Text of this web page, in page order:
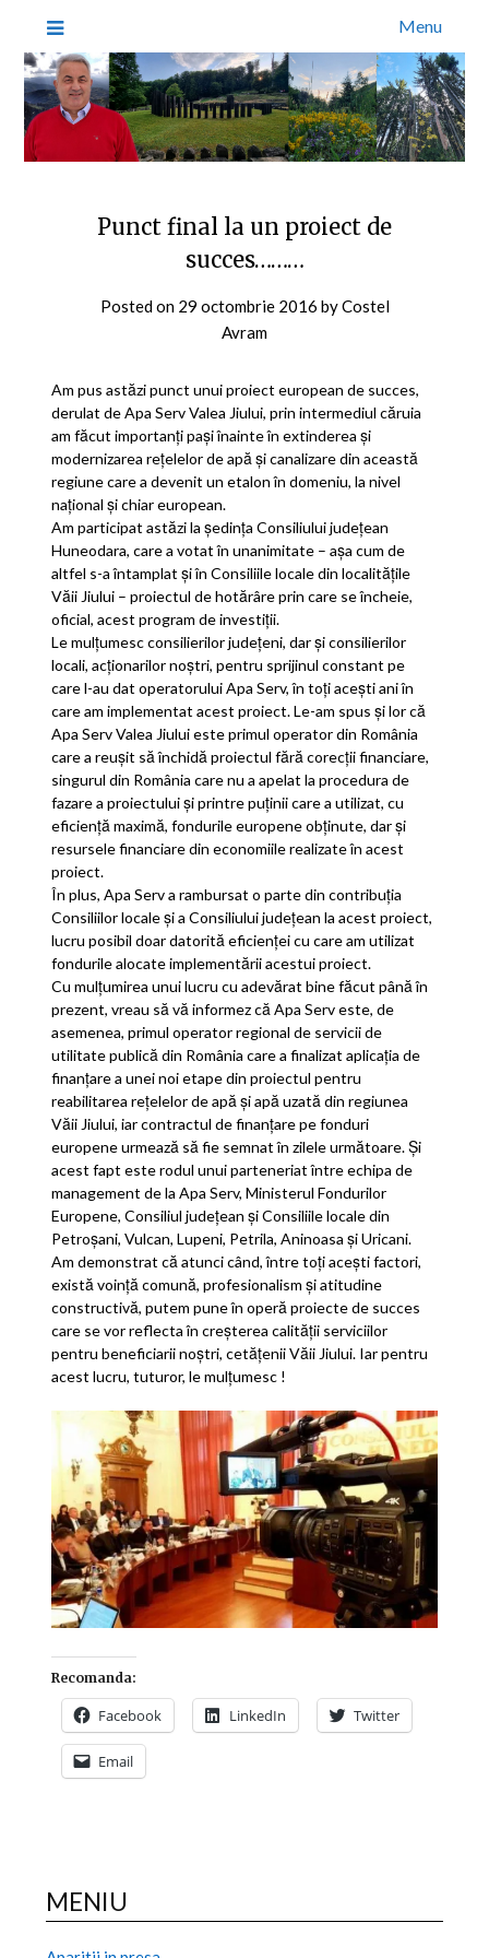
Menu
Punct final la un proiect de
succes………
Posted on 29 octombrie 2016 byCostel
Avram
Am pus astăzi punct unui proiect european de succes,
derulat de Apa Serv Valea Jiului, prin intermediul căruia
am făcut importanți pași înainte în extinderea și
modernizarea rețelelor de apă și canalizare din această
regiune care a devenit un etalon în domeniu, la nivel
național și chiar european.
Am participat astăzi la ședința Consiliului județean
Huneodara, care a votat în unanimitate – așa cum de
altfel s-a întamplat și în Consiliile locale din localitățile
Văii Jiului – proiectul de hotărâre prin care se încheie,
oficial, acest program de investiții.
Le mulțumesc consilierilor județeni, dar și consilierilor
locali, acționarilor noștri, pentru sprijinul constant pe
care l-au dat operatorului Apa Serv, în toți acești ani în
care am implementat acest proiect. Le-am spus și lor că
Apa Serv Valea Jiului este primul operator din România
care a reușit să închidă proiectul fără corecții financiare,
singurul din România care nu a apelat la procedura de
fazare a proiectului și printre puținii care a utilizat, cu
eficiență maximă, fondurile europene obținute, dar și
resursele financiare din economiile realizate în acest
proiect.
În plus, Apa Serv a rambursat o parte din contribuția
Consiliilor locale și a Consiliului județean la acest proiect,
lucru posibil doar datorită eficienței cu care am utilizat
fondurile alocate implementării acestui proiect.
Cu mulțumirea unui lucru cu adevărat bine făcut până în
prezent, vreau să vă informez că Apa Serv este, de
asemenea, primul operator regional de servicii de
utilitate publică din România care a finalizat aplicația de
finanțare a unei noi etape din proiectul pentru
reabilitarea rețelelor de apă și apă uzată din regiunea
Văii Jiului, iar contractul de finanțare pe fonduri
europene urmează să fie semnat în zilele următoare. Și
acest fapt este rodul unui parteneriat între echipa de
management de la Apa Serv, Ministerul Fondurilor
Europene, Consiliul județean și Consiliile locale din
Petroșani, Vulcan, Lupeni, Petrila, Aninoasa și Uricani.
Am demonstrat că atunci când, între toți acești factori,
există voință comună, profesionalism și atitudine
constructivă, putem pune în operă proiecte de succes
care se vor reflecta în creșterea calității serviciilor
pentru beneficiarii noștri, cetățenii Văii Jiului. Iar pentru
acest lucru, tuturor, le mulțumesc !
Recomanda:
Facebook LinkedIn Twitter
Email
MENIU